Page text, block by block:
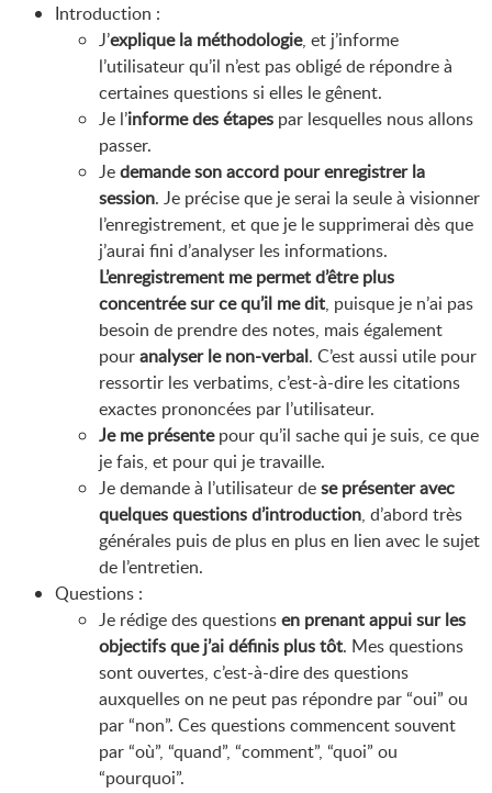
Introduction :
J’explique la méthodologie, et j’informe
l’utilisateur qu’il n’est pas obligé de répondre à
certaines questions si elles le gênent.
Je l’informe des étapes par lesquelles nous allons
passer.
Jedemande son accord pour enregistrer la
session. Je précise que je serai la seule à visionner
l’enregistrement, et que je le supprimerai dès que
j’aurai fini d’analyser les informations.
L’enregistrement me permet d’être plus
concentrée sur ce qu’il me dit, puisque je n’ai pas
besoin de prendre des notes, mais également
pouranalyser le non-verbal. C’est aussi utile pour
ressortir les verbatims, c’est-à-dire les citations
exactes prononcées par l’utilisateur.
Je me présentepour qu’il sache qui je suis, ce que
je fais, et pour qui je travaille.
Je demande à l’utilisateur dese présenter avec
quelques questions d’introduction, d’abord très
générales puis de plus en plus en lien avec le sujet
de l’entretien.
Questions :
Je rédige des questionsen prenant appui sur les
objectifs que j’ai définis plus tôt. Mes questions
sont ouvertes, c’est-à-dire des questions
auxquelles on ne peut pas répondre par “oui” ou
par “non”. Ces questions commencent souvent
par “où”, “quand”, “comment”, “quoi” ou
“pourquoi”.